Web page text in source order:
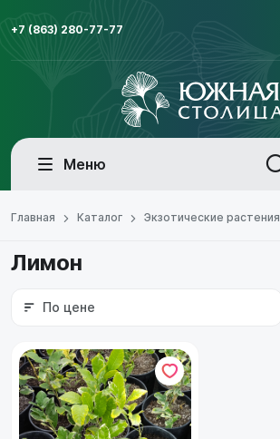
+7 (863) 280-77-77
Меню
Главная Каталог Экзотические растения
Лимон
По цене